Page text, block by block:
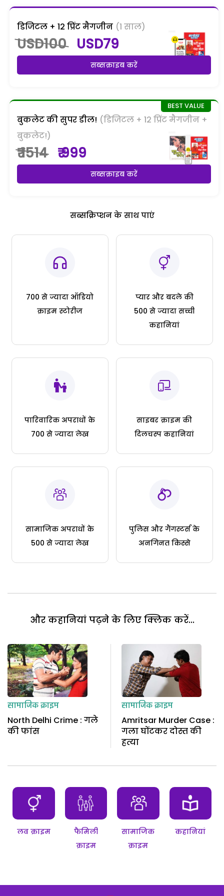
डिजिटल + 12 प्रिंट मैगजीन (1 साल)
USD100 USD79
सब्सक्राइब करें
बुकलेट की सुपर डील! (डिजिटल + 12 प्रिंट मैगजीन +
बुकलेट!)
₹ 1514 ₹ 999
सब्सक्राइब करें
सब्सक्रिप्शन के साथ पाएं
700 से ज्यादा ऑडियो
क्राइम स्टोरीज
प्यार और बदले की
500 से ज्यादा सच्ची
कहानियां
पारिवारिक अपराधों के
700 से ज्यादा लेख
साइबर क्राइम की
दिलचस्प कहानियां
सामाजिक अपराधों के
500 से ज्यादा लेख
पुलिस और गैंगस्टर्स के
अनगिनत किस्से
और कहानियां पढ़ने के लिए क्लिक करें...
सामाजिक क्राइम
North Delhi Crime : गले
की फांस
सामाजिक क्राइम
Amritsar Murder Case :
गला घोंटकर दोस्त की
हत्या
लव क्राइम
फैमिली
क्राइम
सामाजिक
क्राइम
कहानियां